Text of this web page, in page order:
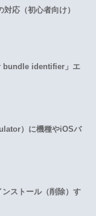
応（初心者向け）
bundle identifier」エ
）に機種やiOSバ
ストール（削除）す